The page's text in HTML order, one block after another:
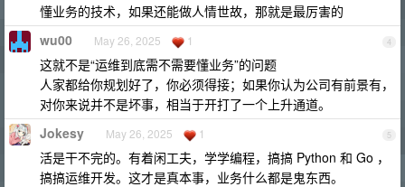
懂业务的技术，如果还能做人情世故，那就是最厉害的
4
wu00 May 26, 2025 1
这就不是“运维到底需不需要懂业务”的问题
人家都给你规划好了，你必须得接；如果你认为公司有前景有，
对你来说并不是坏事，相当于开打了一个上升通道。
5
Jokesy May 26, 2025 1
活是干不完的。有着闲工夫，学学编程，搞搞 Python 和 Go ，
搞搞运维开发。这才是真本事，业务什么都是鬼东西。